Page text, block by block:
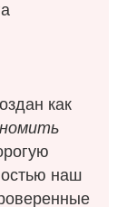
как
наш